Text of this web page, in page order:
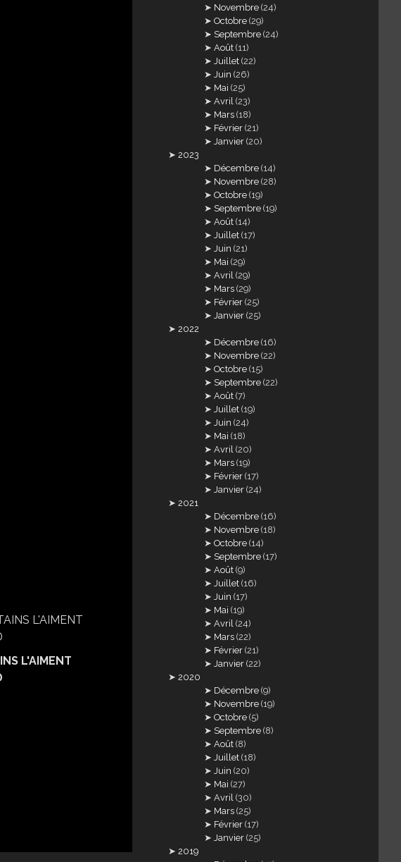
L'AIMENT
Novembre (24)
Octobre (29)
Septembre (24)
Août (11)
Juillet (22)
Juin (26)
Mai (25)
Avril (23)
Mars (18)
Février (21)
Janvier (20)
2023
Décembre (14)
Novembre (28)
Octobre (19)
Septembre (19)
Août (14)
Juillet (17)
Juin (21)
Mai (29)
Avril (29)
Mars (29)
Février (25)
Janvier (25)
2022
Décembre (16)
Novembre (22)
Octobre (15)
Septembre (22)
Août (7)
Juillet (19)
Juin (24)
Mai (18)
Avril (20)
Mars (19)
Février (17)
Janvier (24)
2021
Décembre (16)
Novembre (18)
Octobre (14)
Septembre (17)
Août (9)
Juillet (16)
Juin (17)
Mai (19)
Avril (24)
Mars (22)
Février (21)
Janvier (22)
2020
Décembre (9)
Novembre (19)
Octobre (5)
Septembre (8)
Août (8)
Juillet (18)
Juin (20)
Mai (27)
Avril (30)
Mars (25)
Février (17)
Janvier (25)
2019